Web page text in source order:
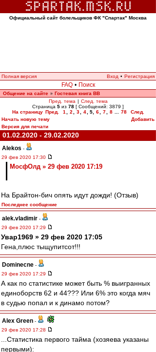
Официальный сайт болельщиков ФК "Спартак" Москва
Полная версия Вход • Регистрация
FAQ • Поиск
Общение на сайте » Гостевая книга ВВ
Пред. тема | След. тема
Страница 5 из 78 [ Сообщений: 3879 ]
На страницу Пред. 1 2 3 4 5, 6 7 8 78
След.
Начать новую тему
Добавить
Версия для печати
01.02.2020 - 29.02.2020
Alekos -
29 фев 2020 17:30
МосфОлд » 29 фев 2020 17:19
На Брайтон-бич опять идут дожди! (Отзыв)
Последнее сообщение
alek.vladimir -
29 фев 2020 17:29
Увар1969 » 29 фев 2020 17:05
Гена,плюс тыщупитсот!!!
Dominecne -
29 фев 2020 17:29
А как по статистике может быть % выигранных
единоборств 62 и 44??? Или 6% это когда мяч
в судью попал и к динамо потом?
Alex Green -
29 фев 2020 17:28
...Статистика первого тайма (хозяева указаны
первыми):